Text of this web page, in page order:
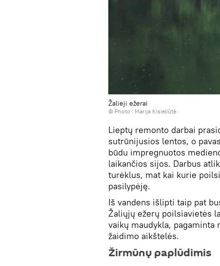
Žalieji ežerai
© Photo : Marija Kisieliūtė
Lieptų remonto darbai
sutrūnijusios lentos, o
būdu impregnuotos
laikančios sijos. Darbus
turėklus, mat kai kurie
pasilypėję.
Iš vandens išlipti taip pat
Žaliųjų ežerų poilsiavietės
vaikų maudykla,
žaidimo aikštelės.
Žirmūnų paplūdimis